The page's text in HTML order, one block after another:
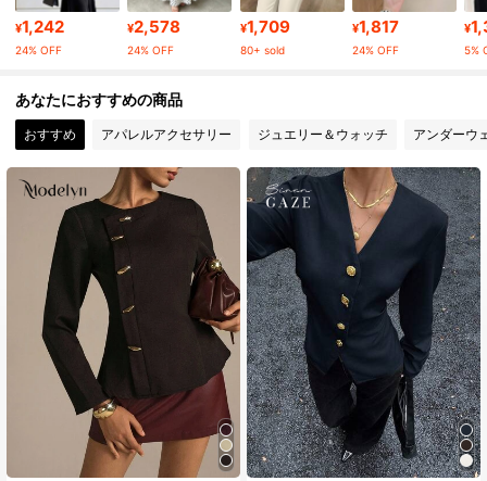
4.92 1.2M フォロワー
4.92 1.2M フォロワー
1.2M フォロワー
1.2M フォロワー
1.2M フォロワー
¥1,242
24% OFF
¥2,578
24% OFF
¥1,709
80+ sold
¥1,817
24% OFF
¥
5%
あなたにおすすめの商品
おすすめ アパレルアクセサリー ジュエリー＆ウォッチ アンダーウ